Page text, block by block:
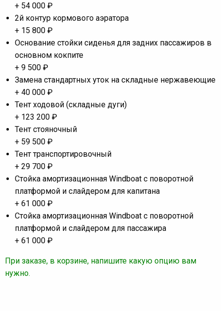
+ 54 000 ₽
2й контур кормового аэратора
+ 15 800 ₽
Основание стойки сиденья для задних пассажиров в
основном кокпите
+ 9 500 ₽
Замена стандартных уток на складные нержавеющие
+ 40 000 ₽
Тент ходовой (складные дуги)
+ 123 200 ₽
Тент стояночный
+ 59 500 ₽
Тент транспортировочный
+ 29 700 ₽
Стойка амортизационная Windboat с поворотной
платформой и слайдером для капитана
+ 61 000 ₽
Стойка амортизационная Windboat с поворотной
платформой и слайдером для пассажира
+ 61 000 ₽
При заказе, в корзине, напишите какую опцию вам
нужно.